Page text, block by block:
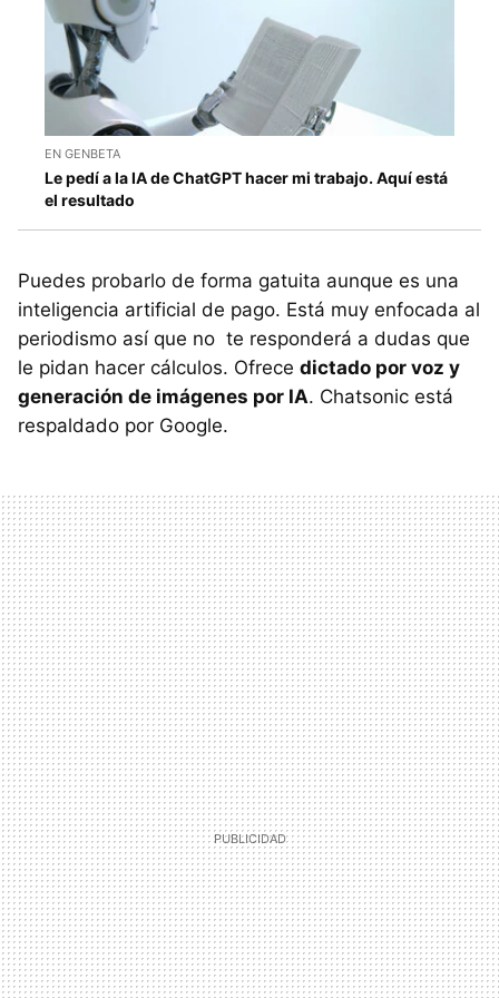
EN GENBETA
Le pedí a la IA de ChatGPT hacer mi trabajo. Aquí está
el resultado
Puedes probarlo de forma gatuita aunque es una
inteligencia artificial de pago. Está muy enfocada al
periodismo así que no te responderá a dudas que
le pidan hacer cálculos. Ofrece dictado por voz y
generación de imágenes por IA. Chatsonic está
respaldado por Google.